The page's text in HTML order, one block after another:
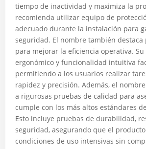
tiempo de inactividad y maximiza la
recomienda utilizar equipo de
adecuado durante la instalación para
seguridad. El nombre también destaca
para mejorar la eficiencia operativa.
ergonómico y funcionalidad intuitiva
permitiendo a los usuarios realizar
rapidez y precisión. Además, el
a rigurosas pruebas de calidad para
cumple con los más altos estándares
Esto incluye pruebas de durabilidad,
seguridad, asegurando que el
condiciones de uso intensivas sin